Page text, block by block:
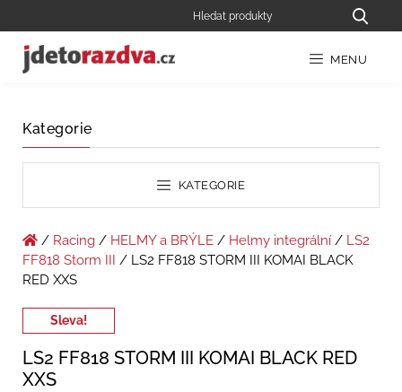
MENU
Kategorie
KATEGORIE
/ Racing / HELMY a BRÝLE / Helmy integrální / LS2
FF818 Storm III
/ LS2 FF818 STORM III KOMAI BLACK
RED XXS
Sleva!
LS2 FF818 STORM III KOMAI BLACK RED
XXS